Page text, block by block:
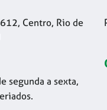
Centro, Rio de
segunda a sexta,